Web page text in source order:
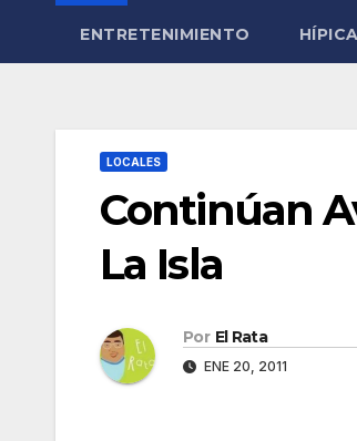
ENTRETENIMIENTO HÍPICA
LOCALES
Continúan
La Isla
Por El Rata
ENE 20, 2011